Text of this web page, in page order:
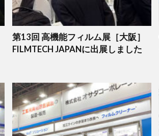
第13回 高機能フィルム展［大阪］
FILMTECH JAPANに出展しました